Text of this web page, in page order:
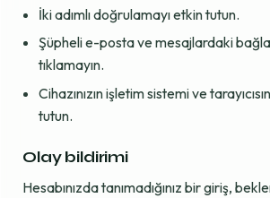
İki adımlı doğrulamayı etkin tutun.
Şüpheli e-posta ve mesajlardaki
tıklamayın.
Cihazınızın işletim sistemi ve
tutun.
Olay bildirimi
Hesabınızda tanımadığınız bir giriş,